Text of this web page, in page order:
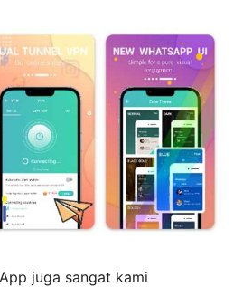
juga sangat kami